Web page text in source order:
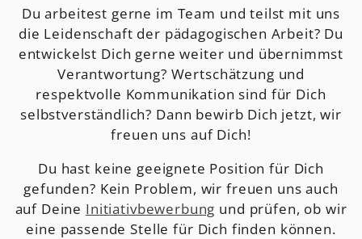
Du arbeitest gerne im Team und teilst mit uns
die Leidenschaft der pädagogischen Arbeit? Du
entwickelst Dich gerne weiter und übernimmst
Verantwortung? Wertschätzung und
respektvolle Kommunikation sind für Dich
selbstverständlich? Dann bewirb Dich jetzt, wir
freuen uns auf Dich!
Du hast keine geeignete Position für Dich
gefunden? Kein Problem, wir freuen uns auch
auf Deine Initiativbewerbung und prüfen, ob wir
eine passende Stelle für Dich finden können.